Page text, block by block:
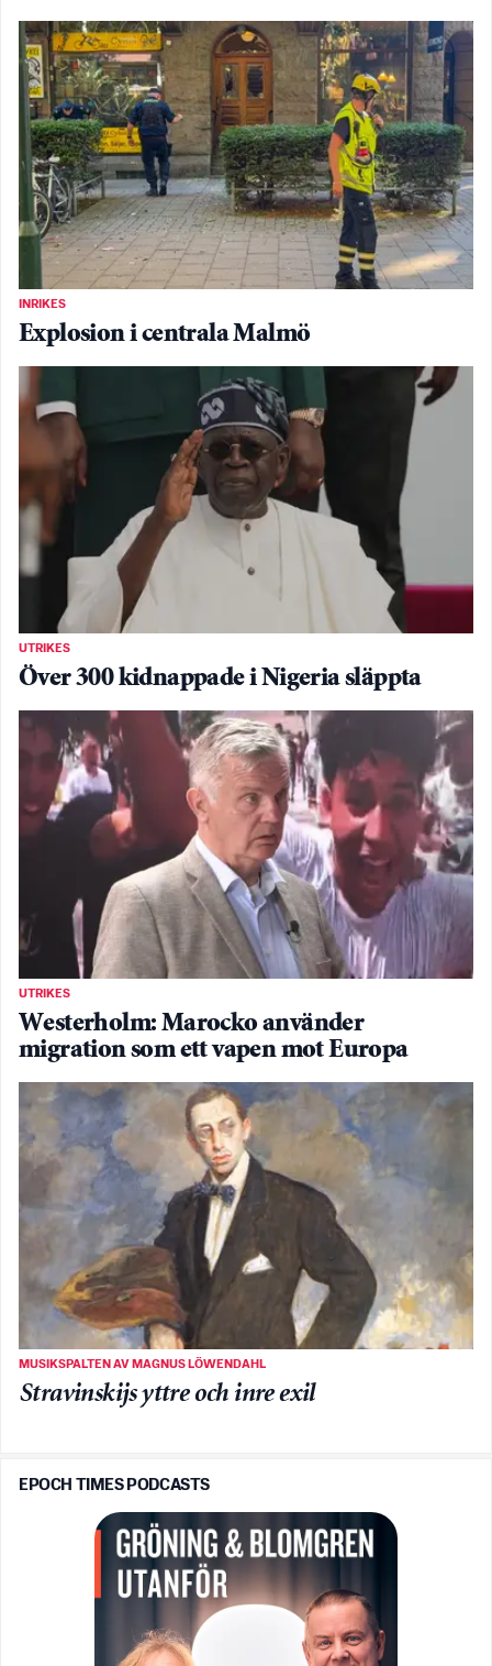
INRIKES
Explosion i centrala Malmö
UTRIKES
Över 300 kidnappade i Nigeria släppta
UTRIKES
Westerholm: Marocko använder
migration som ett vapen mot Europa
MUSIKSPALTEN AV MAGNUS LÖWENDAHL
Stravinskijs yttre och inre exil
EPOCH TIMES PODCASTS